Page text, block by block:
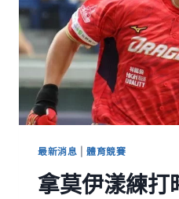
最新消息 |體育競賽
拿莫伊漾練打